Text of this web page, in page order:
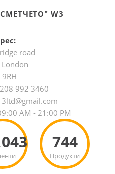
W3
road
992 3460
AM - 21:00 PM
Продукти
744